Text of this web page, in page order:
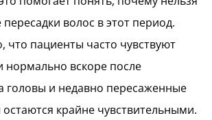
пересадки волос в этот период.
что пациенты часто чувствуют
нормально вскоре после
головы и недавно пересаженные
крайне чувствительными.